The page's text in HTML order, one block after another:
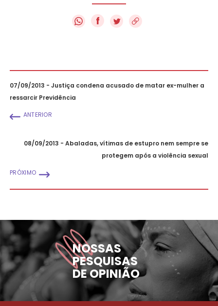
f
07/09/2013 - Justiça condena acusado de matar ex-mulher a
ressarcir Previdência
ANTERIOR
08/09/2013 - Abaladas, vítimas de estupro nem sempre se
protegem após a violência sexual
PRÓXIMO
NOSSAS
PESQUISAS
DE OPINIÃO